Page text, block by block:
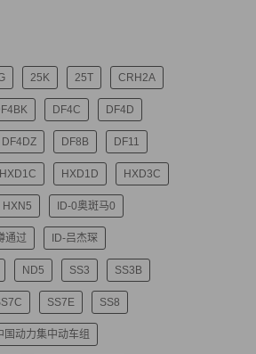
25K 25T CRH2A
DF4C DF4D
DF4DZ DF8B DF11
HXD1C HXD1D HXD3C
HXN5 ID-0奥斑马0
通过 ID-吕杰琛
ND5 SS3 SS3B
SS7E SS8
国动力集中动车组